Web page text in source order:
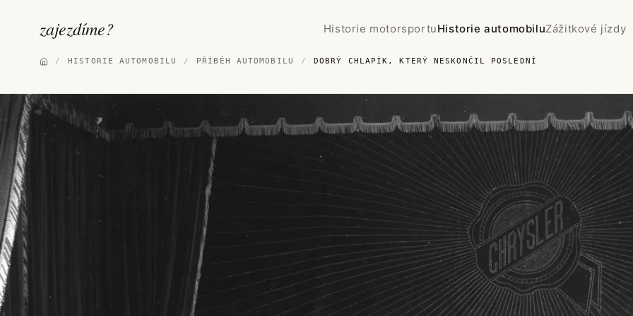
zajezdíme? Historie motorsportuHistorie automobiluZážitkové jízdy
/ HISTORIE AUTOMOBILU / PŘÍBĚH AUTOMOBILU / DOBRÝ CHLAPÍK, KTERÝ NESKONČIL POSLEDNÍ